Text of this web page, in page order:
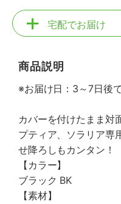
宅配でお届け
商品説明
※お届け日：3～7日後
カバーを付けたまま対
プティア、ソラリア専
せ降ろしもカンタン！
【カラー】
ブラック BK
【素材】